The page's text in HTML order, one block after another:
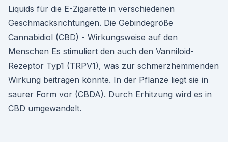
Liquids für die E-Zigarette in verschiedenen
Geschmacksrichtungen. Die Gebindegröße
Cannabidiol (CBD) - Wirkungsweise auf den
Menschen Es stimuliert den auch den Vanniloid-
Rezeptor Typ1 (TRPV1), was zur schmerzhemmenden
Wirkung beitragen könnte. In der Pflanze liegt sie in
saurer Form vor (CBDA). Durch Erhitzung wird es in
CBD umgewandelt.